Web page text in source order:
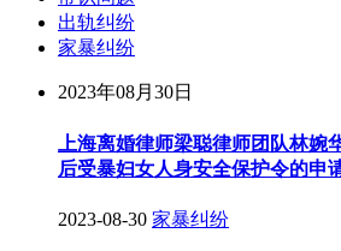
出轨纠纷
家暴纠纷
2023年08月30日
上海离婚律师梁聪律师团队林婉
后受暴妇女人身安全保护令的申
2023-08-30 家暴纠纷